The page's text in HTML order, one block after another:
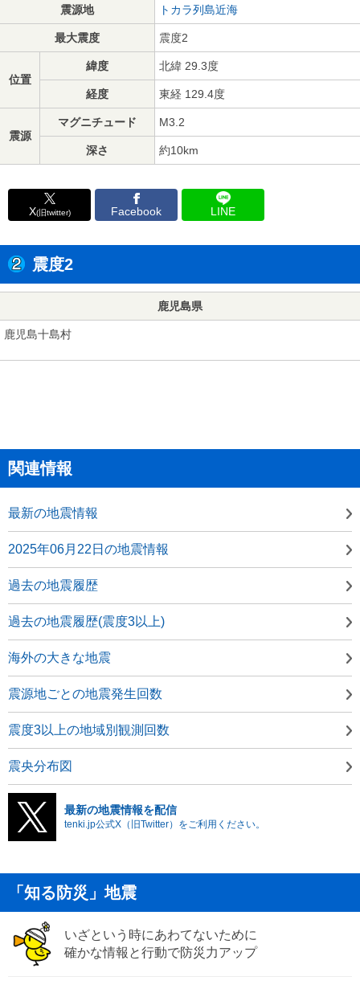
震源地 トカラ列島近海
最大震度 震度2
位置
緯度 北緯 29.3度
経度 東経 129.4度
震源
マグニチュード M3.2
深さ 約10km
X(旧twitter) Facebook LINE
震度2
鹿児島県
鹿児島十島村
関連情報
最新の地震情報
2025年06月22日の地震情報
過去の地震履歴
過去の地震履歴(震度3以上)
海外の大きな地震
震源地ごとの地震発生回数
震度3以上の地域別観測回数
震央分布図
最新の地震情報を配信
tenki.jp公式X（旧Twitter）をご利用ください。
「知る防災」地震
いざという時にあわてないために
確かな情報と行動で防災力アップ